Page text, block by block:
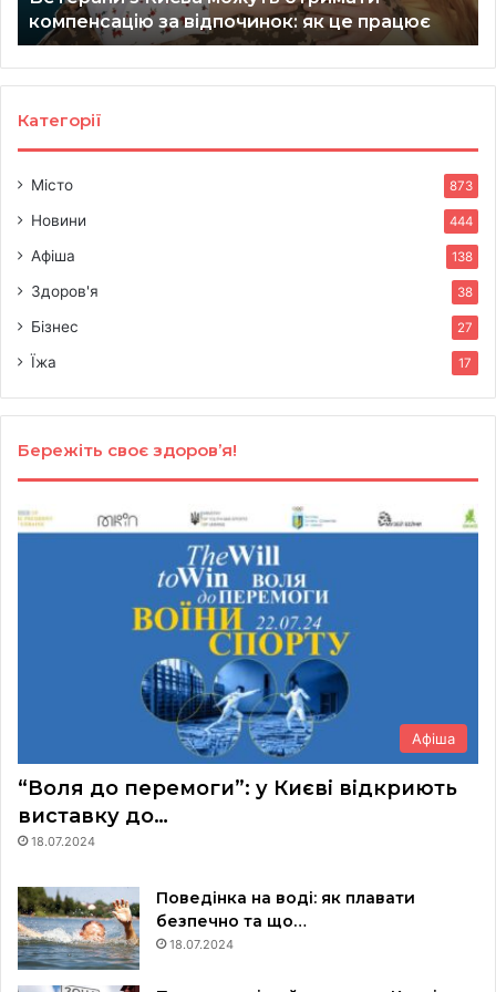
це
працює
компенсацію за відпочинок: як це працює
Категорії
Місто 873
Новини 444
Афіша 138
Здоров'я 38
Бізнес 27
Їжа 17
Бережіть своє здоров’я!
Афіша
“Воля до перемоги”: у Києві відкриють
виставку до…
18.07.2024
Поведінка на воді: як плавати
безпечно та що…
18.07.2024